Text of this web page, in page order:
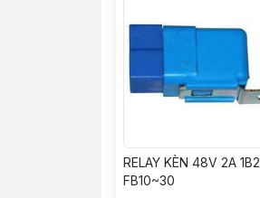
RELAY KÈN 48V 2A 1B2
FB10~30